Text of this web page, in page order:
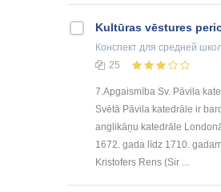
Kultūras vēstures
Конспект для средней
25
7.Apgaismība Sv. Pāvila
Svētā Pāvila katedrāle ir
anglikāņu katedrāle
1672. gada līdz 1710.
Kristofers Rens (Sir ...